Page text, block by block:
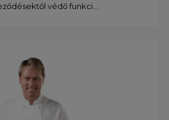
védő funkci...